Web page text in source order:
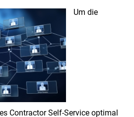
Um die
Contractor Self-Service optimal